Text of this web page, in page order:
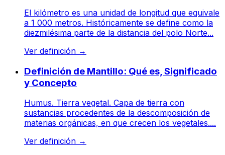
El kilómetro es una unidad de longitud que equivale
a 1 000 metros. Históricamente se define como la
diezmilésima parte de la distancia del polo Norte...
Ver definición →
Definición de Mantillo: Qué es, Significado
y Concepto
Humus. Tierra vegetal. Capa de tierra con
sustancias procedentes de la descomposición de
materias orgánicas, en que crecen los vegetales....
Ver definición →